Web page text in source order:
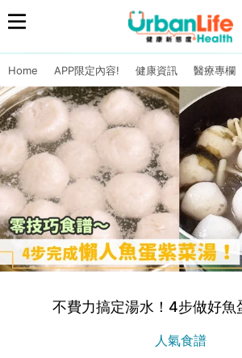
Home APP限定內容! 健康資訊 醫療專欄
不費力搞定湯水！4步做好魚
人氣食譜